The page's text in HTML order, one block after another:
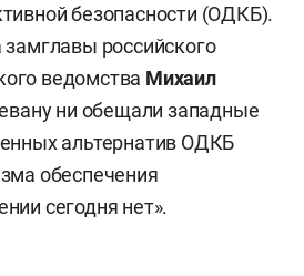
безопасности (ОДКБ).
российского
ведомства Михаил
ни обещали западные
альтернатив ОДКБ
обеспечения
сегодня нет».